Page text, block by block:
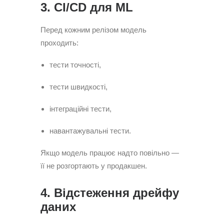
3. CI/CD для ML
Перед кожним релізом модель
проходить:
тести точності,
тести швидкості,
інтеграційні тести,
навантажувальні тести.
Якщо модель працює надто повільно —
її не розгортають у продакшен.
4. Відстеження дрейфу
даних